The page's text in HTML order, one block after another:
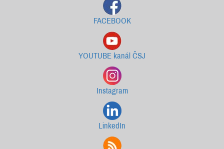
FACEBOOK
YOUTUBE kanál ČSJ
Instagram
LinkedIn